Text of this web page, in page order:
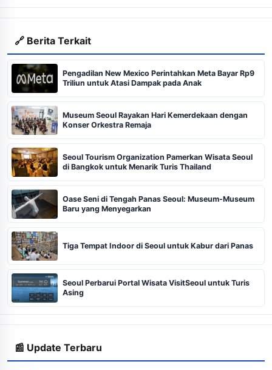
🔗 Berita Terkait
Pengadilan New Mexico Perintahkan Meta Bayar Rp9
Triliun untuk Atasi Dampak pada Anak
Museum Seoul Rayakan Hari Kemerdekaan dengan
Konser Orkestra Remaja
Seoul Tourism Organization Pamerkan Wisata Seoul
di Bangkok untuk Menarik Turis Thailand
Oase Seni di Tengah Panas Seoul: Museum-Museum
Baru yang Menyegarkan
Tiga Tempat Indoor di Seoul untuk Kabur dari Panas
Seoul Perbarui Portal Wisata VisitSeoul untuk Turis
Asing
📰 Update Terbaru